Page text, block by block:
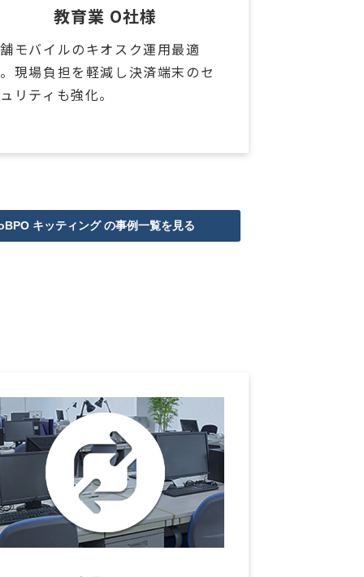
教育業 O社様
モバイルのキオスク運用最適
現場負担を軽減し決済端末のセ
リティも強化。
キッティング の事例一覧を見る